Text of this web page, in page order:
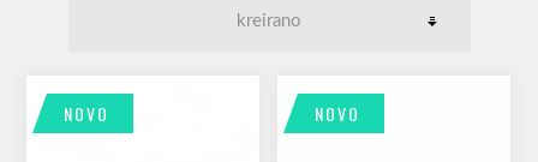
NOVO NOVO